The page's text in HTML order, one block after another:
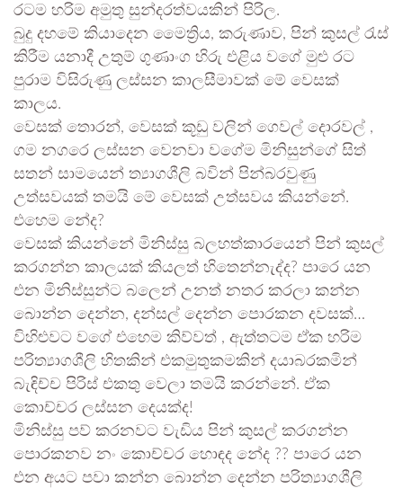
රටම හරිම අමුතු සුන්දරත්වයකින් පිරිල.
බුදු දහමේ කියාදෙන මෛත්‍රිය, කරුණාව, පින් කුසල් රැස්
කිරීම යනාදී උතුම් ගුණාංග හිරු එළිය වගේ මුළු රට
පුරාම විසිරුණු ලස්සන කාලසීමාවක් මේ වෙසක්
කාලය.
වෙසක් තොරන්, වෙසක් කූඩු වලින් ගෙවල් දොරවල් ,
ගම නගරෙ ලස්සන වෙනවා වගේම මිනිසුන්ගේ සිත්
සතන් සාමයෙන් ත්‍යාගශීලි බවින් පින්බරවුණු
උත්සවයක් තමයි මේ වෙසක් උත්සවය කියන්නේ.
එහෙම නේද?
වෙසක් කියන්නේ මිනිස්සු බලහත්කාරයෙන් පින් කුසල්
කරගන්න කාලයක් කියලත් හිතෙන්නැද්ද? පාරෙ යන
එන මිනිස්සුන්ට බලෙන් උනත් නතර කරලා කන්න
බොන්න දෙන්න, දන්සල් දෙන්න පොරකන දවසක්…
විහිළුවට වගේ එහෙම කිව්වත් , ඇත්තටම ඒක හරිම
පරිත්‍යාගශීලි හිතකින් එකමුතුකමකින් දයාබරකමින්
බැඳිච්ච පිරිස් එකතු වෙලා තමයි කරන්නේ. ඒක
කොච්චර ලස්සන දෙයක්ද!
මිනිස්සු පව් කරනවට වැඩිය පින් කුසල් කරගන්න
පොරකනව නං කොච්චර හොඳද නේද ?? පාරෙ යන
එන අයට පවා කන්න බොන්න දෙන්න පරිත්‍යාගශීලි